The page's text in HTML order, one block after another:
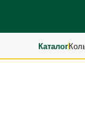
Каталог